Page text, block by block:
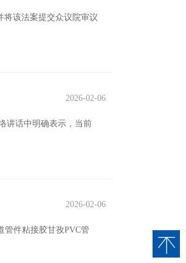
将该法案提交众议院审议
2026-02-06
讲话中明确表示，当前
2026-02-06
管件粘接胶甘孜PVC管